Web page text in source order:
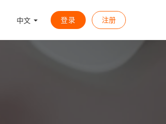
中文 登录 注册